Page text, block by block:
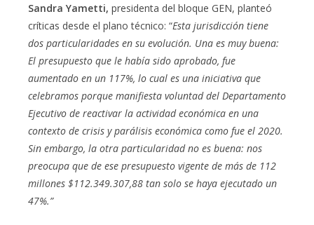
Sandra Yametti, presidenta del bloque GEN, planteó
críticas desde el plano técnico: “Esta jurisdicción tiene
dos particularidades en su evolución. Una es muy buena:
El presupuesto que le había sido aprobado, fue
aumentado en un 117%, lo cual es una iniciativa que
celebramos porque manifiesta voluntad del Departamento
Ejecutivo de reactivar la actividad económica en una
contexto de crisis y parálisis económica como fue el 2020.
Sin embargo, la otra particularidad no es buena: nos
preocupa que de ese presupuesto vigente de más de 112
millones $112.349.307,88 tan solo se haya ejecutado un
47%.”